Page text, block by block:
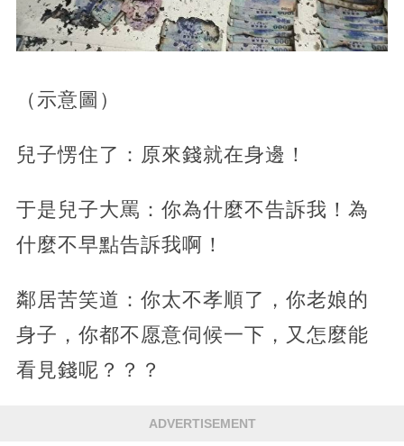
（示意圖）
兒子愣住了：原來錢就在身邊！
于是兒子大罵：你為什麼不告訴我！為
什麼不早點告訴我啊！
鄰居苦笑道：你太不孝順了，你老娘的
身子，你都不愿意伺候一下，又怎麼能
看見錢呢？？？
ADVERTISEMENT